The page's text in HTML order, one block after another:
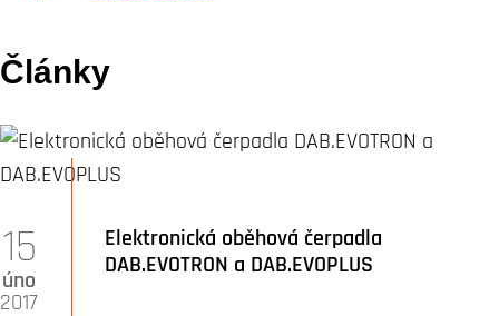
Články
Elektronická oběhová čerpadla
DAB.EVOTRON a DAB.EVOPLUS
15
úno
2017